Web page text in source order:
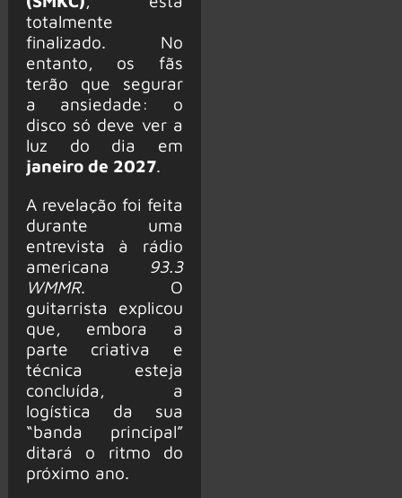
totalmente
finalizado. No
entanto, os fãs
terão que segurar
a ansiedade: o
disco só deve ver a
luz do dia em
janeiro de 2027.
A revelação foi feita
durante uma
entrevista à rádio
americana
93.3
WMMR. O
guitarrista explicou
que, embora a
parte criativa e
técnica esteja
concluída, a
logística da sua
“banda principal”
ditará o ritmo do
próximo ano.